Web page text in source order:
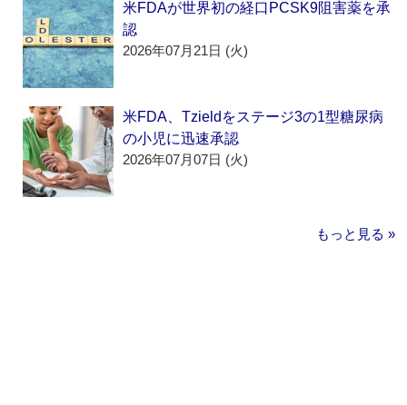
米FDAが世界初の経口PCSK9阻害薬を承
認
2026年07月21日 (火)
米FDA、Tzieldをステージ3の1型糖尿病
の小児に迅速承認
2026年07月07日 (火)
もっと見る »